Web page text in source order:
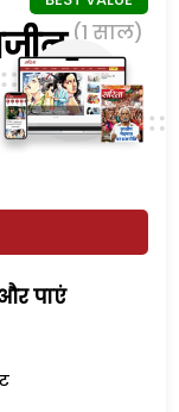
(1 साल)
पाएं